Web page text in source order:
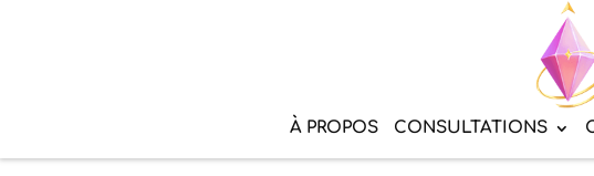
À PROPOS CONSULTATIONS